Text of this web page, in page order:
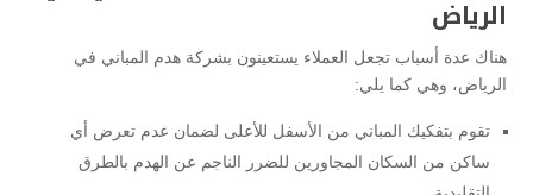
الرياض
هناك عدة أسباب تجعل العملاء يستعينون بشركة هدم المباني في
الرياض، وهي كما يلي:
تقوم بتفكيك المباني من الأسفل للأعلى لضمان عدم تعرض أي
ساكن من السكان المجاورين للضرر الناجم عن الهدم بالطرق